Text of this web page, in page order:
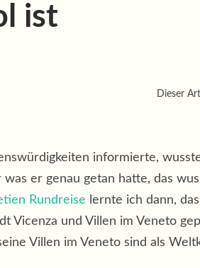
ist
Dieser
informierte,
er genau getan hatte, das
Rundreise lernte ich dann,
Vicenza und Villen im Veneto
Villen im Veneto sind als